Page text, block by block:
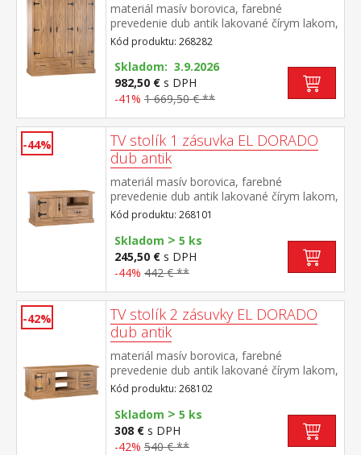
materiál masív borovica, farebné
prevedenie dub antik lakované čírym lakom,
vlis drevenej štruktúry priestor delený v
pomere 2:1 v ľavej časti šatníková tyč a
polica na klobúky v pravej časti dve police, v
dolnej časti dve zásuvky súčasť zostavy EL
DORADO
Kód produktu: 268282
Skladom: 3.9.2026
982,50 € s DPH
-41% 1 669,50 € **
-44%
TV stolík 1 zásuvka EL DORADO
dub antik
materiál masív borovica, farebné
prevedenie dub antik lakované čírym lakom,
vlis drevenej štruktúry 1 dvierka, 1 zásuvka,
1 otvorená polica súčasť zostavy EL
DORADO
Kód produktu: 268101
Skladom > 5 ks
245,50 € s DPH
-44% 442 € **
-42%
TV stolík 2 zásuvky EL DORADO
dub antik
materiál masív borovica, farebné
prevedenie dub antik lakované čírym lakom,
vlis drevenej štruktúry 1 dvierka, 2 zásuvky,
2 otvorené police súčasť zostavy EL
DORADO
Kód produktu: 268102
Skladom > 5 ks
308 € s DPH
-42% 540 € **